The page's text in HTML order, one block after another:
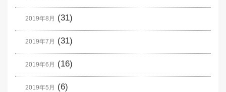
2019年8月 (31)
2019年7月 (31)
2019年6月 (16)
2019年5月 (6)